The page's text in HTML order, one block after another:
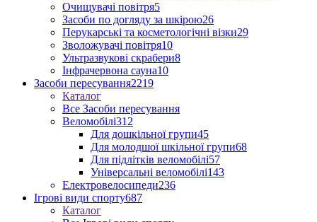
Очищувачі повітря5
Засоби по догляду за шкірою26
Перукарські та косметологічні візки29
Зволожувачі повітря10
Ультразвукові скрабери8
Інфрачервона сауна10
Засоби пересування2219
Каталог
Все Засоби пересування
Веломобілі312
Для дошкільної групи45
Для молодшої шкільної групи68
Для підлітків веломобілі57
Універсальні веломобілі143
Електровелосипеди236
Ігрові види спорту687
Каталог